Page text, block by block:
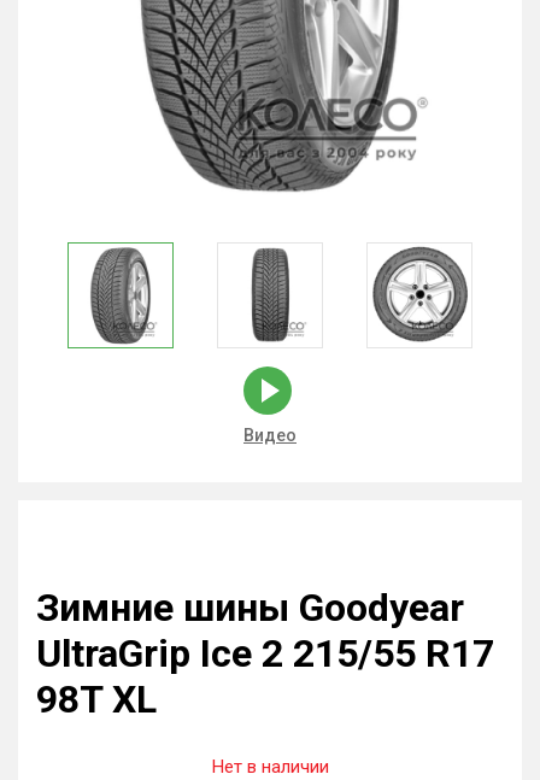
Видео
Зимние шины Goodyear
UltraGrip Ice 2 215/55 R17
98T XL
Нет в наличии